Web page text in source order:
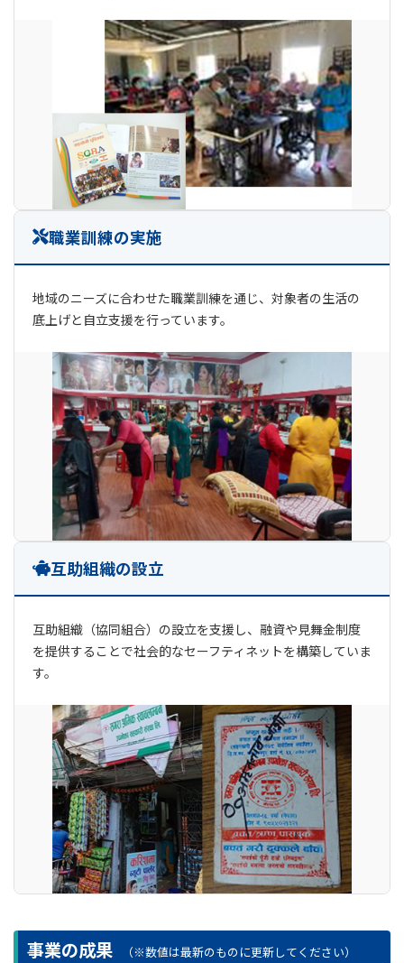
職業訓練の実施
地域のニーズに合わせた職業訓練を通じ、対象者の生活の
底上げと自立支援を行っています。
互助組織の設立
互助組織（協同組合）の設立を支援し、融資や見舞金制度
を提供することで社会的なセーフティネットを構築していま
す。
事業の成果 （※数値は最新のものに更新してください）